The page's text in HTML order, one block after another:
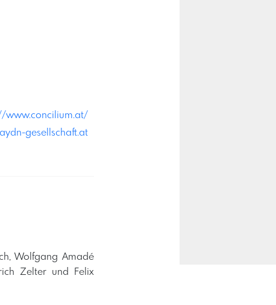
www.concilium.at/
gesellschaft.at
Wolfgang Amadé
Zelter und Felix